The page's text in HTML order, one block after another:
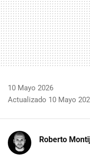
10 Mayo 2026
Actualizado 10 Mayo
Roberto